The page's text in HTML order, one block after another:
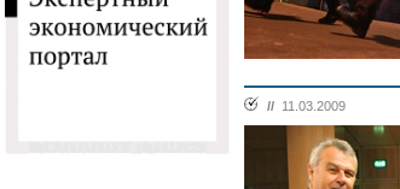
// 11.03.2009